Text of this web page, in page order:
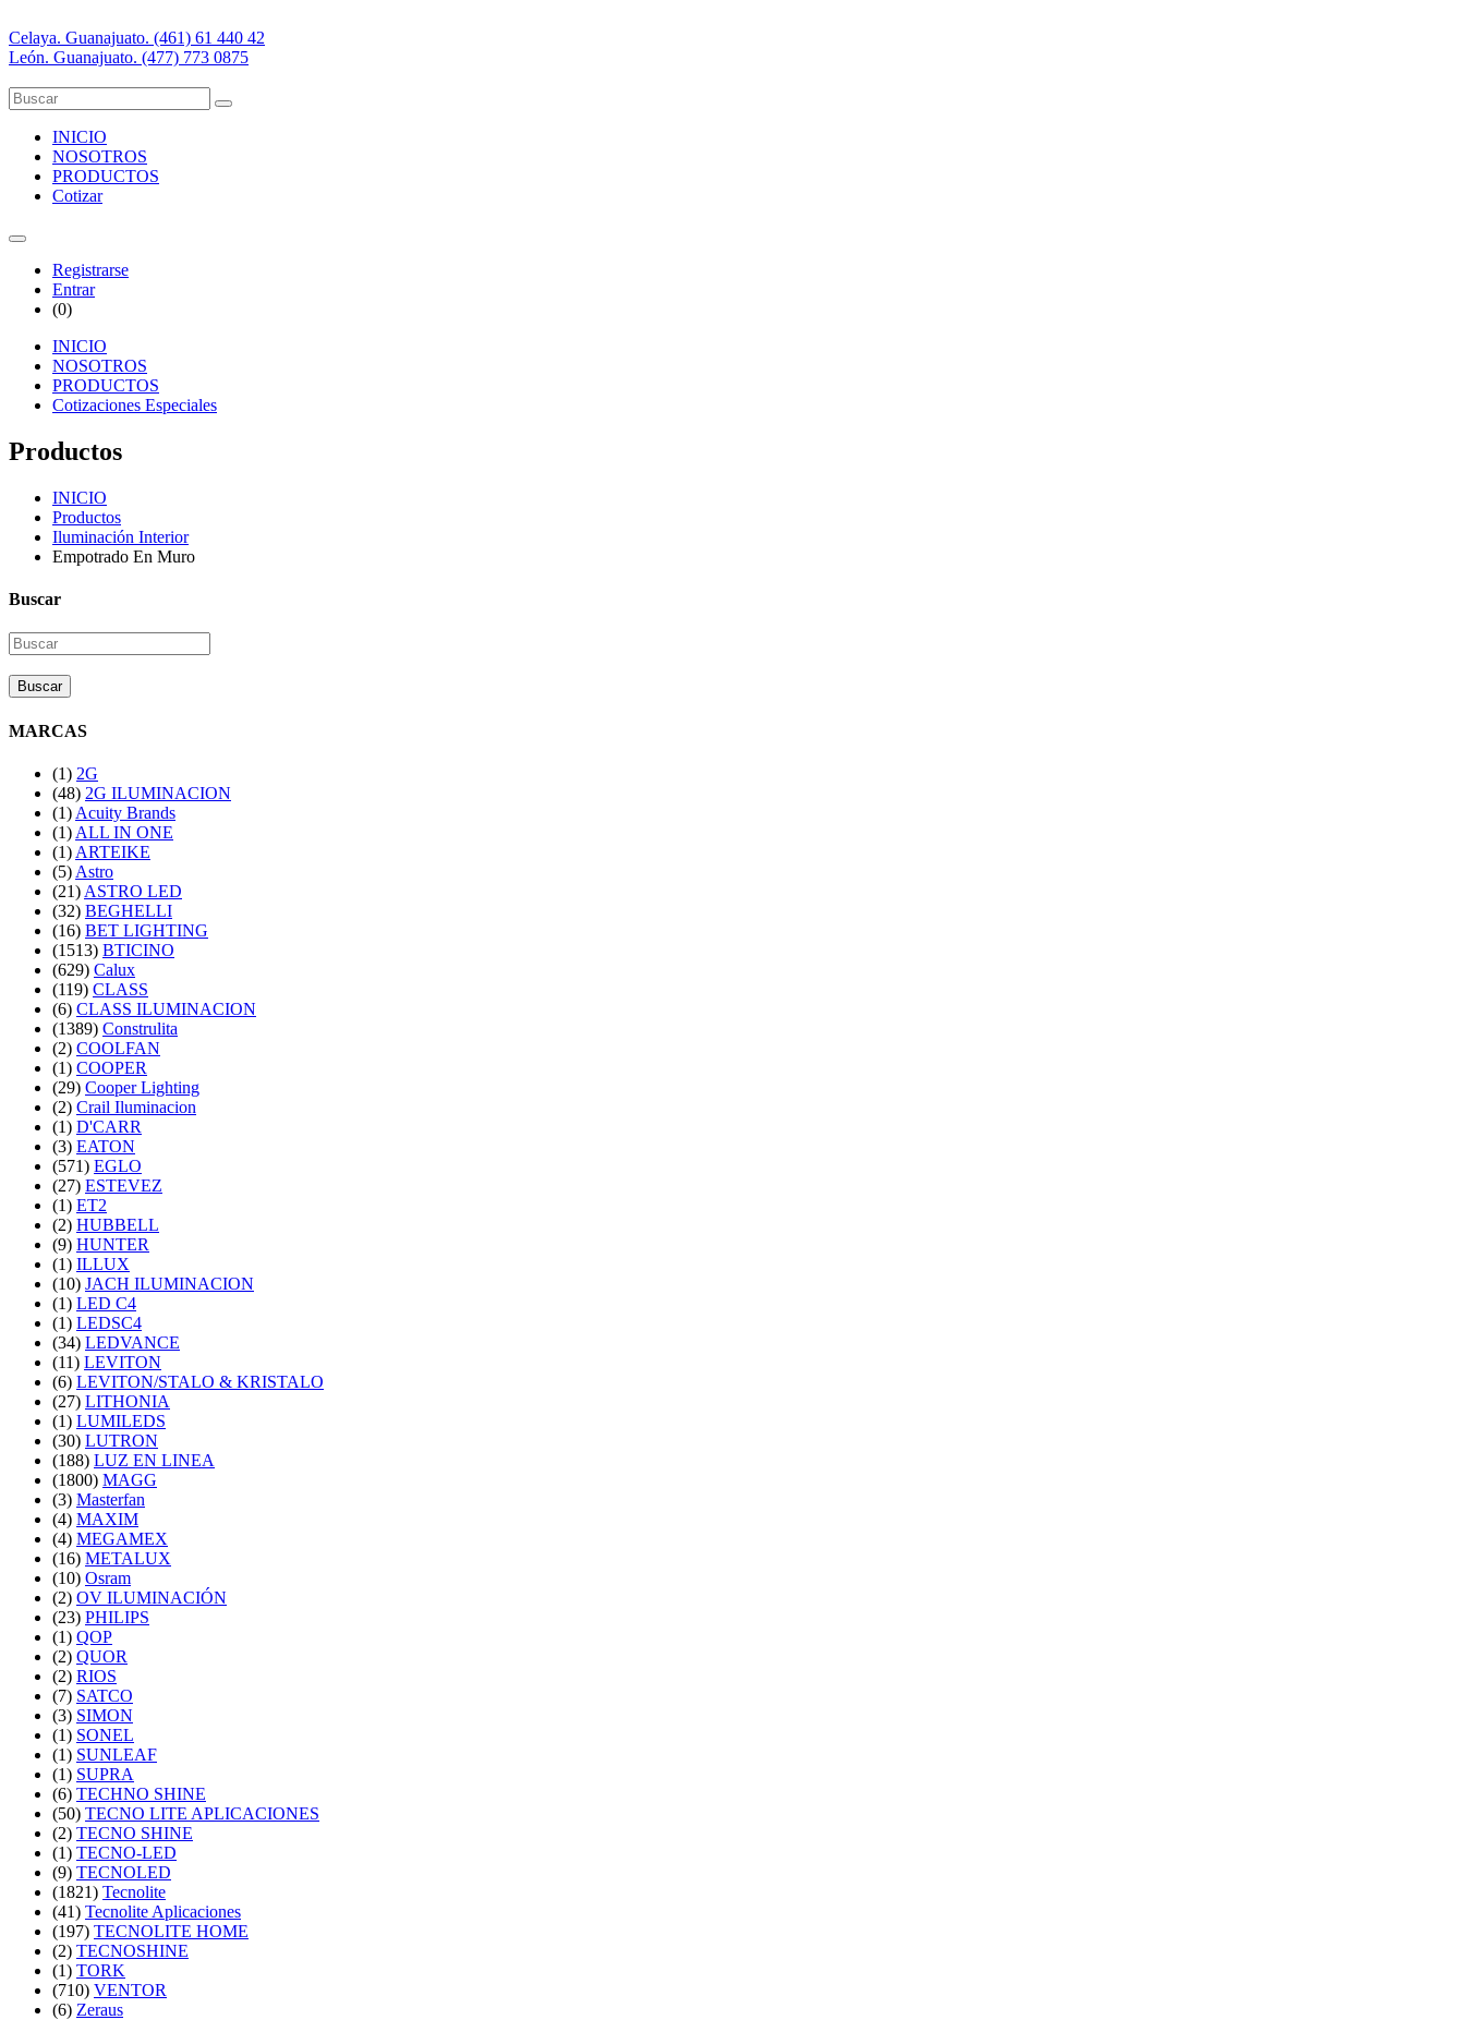
Celaya. Guanajuato. (461) 61 440 42
León. Guanajuato. (477) 773 0875
INICIO
NOSOTROS
PRODUCTOS
Cotizar
Registrarse
Entrar
(0)
INICIO
NOSOTROS
PRODUCTOS
Cotizaciones Especiales
Productos
INICIO
Productos
Iluminación Interior
Empotrado En Muro
Buscar
Buscar
MARCAS
(1) 2G
(48) 2G ILUMINACION
(1) Acuity Brands
(1) ALL IN ONE
(1) ARTEIKE
(5) Astro
(21) ASTRO LED
(32) BEGHELLI
(16) BET LIGHTING
(1513) BTICINO
(629) Calux
(119) CLASS
(6) CLASS ILUMINACION
(1389) Construlita
(2) COOLFAN
(1) COOPER
(29) Cooper Lighting
(2) Crail Iluminacion
(1) D'CARR
(3) EATON
(571) EGLO
(27) ESTEVEZ
(1) ET2
(2) HUBBELL
(9) HUNTER
(1) ILLUX
(10) JACH ILUMINACION
(1) LED C4
(1) LEDSC4
(34) LEDVANCE
(11) LEVITON
(6) LEVITON/STALO & KRISTALO
(27) LITHONIA
(1) LUMILEDS
(30) LUTRON
(188) LUZ EN LINEA
(1800) MAGG
(3) Masterfan
(4) MAXIM
(4) MEGAMEX
(16) METALUX
(10) Osram
(2) OV ILUMINACIÓN
(23) PHILIPS
(1) QOP
(2) QUOR
(2) RIOS
(7) SATCO
(3) SIMON
(1) SONEL
(1) SUNLEAF
(1) SUPRA
(6) TECHNO SHINE
(50) TECNO LITE APLICACIONES
(2) TECNO SHINE
(1) TECNO-LED
(9) TECNOLED
(1821) Tecnolite
(41) Tecnolite Aplicaciones
(197) TECNOLITE HOME
(2) TECNOSHINE
(1) TORK
(710) VENTOR
(6) Zeraus